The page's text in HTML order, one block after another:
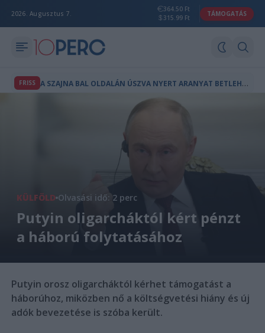
2026. Augusztus 7.
364.50 Ft
315.99 Ft
TÁMOGATÁS
FRISS A
SZAJNA BAL OLDALÁN ÚSZVA NYERT ARANYAT BETLEHEM DÁVID
KÜLFÖLD Olvasási idő: 2 perc
Putyin oligarcháktól kért pénzt
a háború folytatásához
Putyin orosz oligarcháktól kérhet támogatást a
háborúhoz, miközben nő a költségvetési hiány és új
adók bevezetése is szóba került.